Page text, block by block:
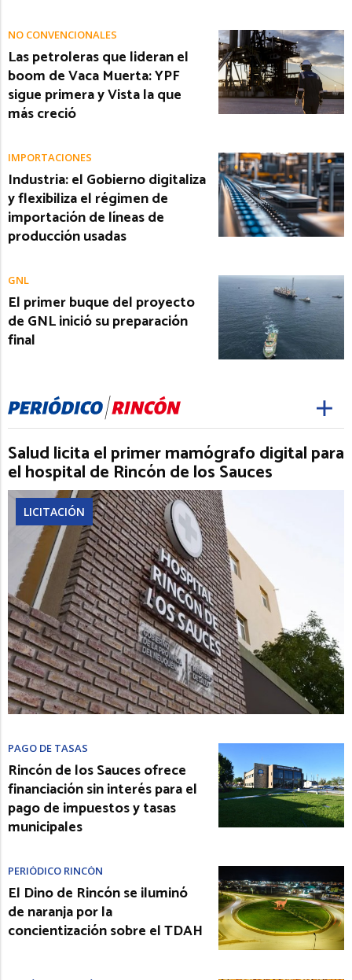
NO CONVENCIONALES
Las petroleras que lideran el
boom de Vaca Muerta: YPF
sigue primera y Vista la que
más creció
IMPORTACIONES
Industria: el Gobierno digitaliza
y flexibiliza el régimen de
importación de líneas de
producción usadas
GNL
El primer buque del proyecto
de GNL inició su preparación
final
Salud licita el primer mamógrafo digital para
el hospital de Rincón de los Sauces
LICITACIÓN
PAGO DE TASAS
Rincón de los Sauces ofrece
financiación sin interés para el
pago de impuestos y tasas
municipales
PERIÓDICO RINCÓN
El Dino de Rincón se iluminó
de naranja por la
concientización sobre el TDAH